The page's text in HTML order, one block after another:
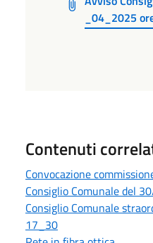
_04_2025
Contenuti
Convocazione
Consiglio Comunale del
Consiglio Comunale
17_30